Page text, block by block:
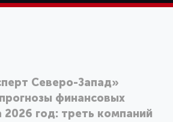
Северо-Запад»
финансовых
год: треть компаний